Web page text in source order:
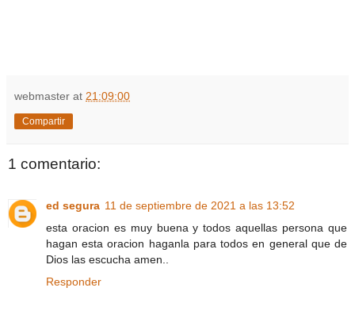
webmaster at 21:09:00
Compartir
1 comentario:
ed segura 11 de septiembre de 2021 a las 13:52
esta oracion es muy buena y todos aquellas persona que
hagan esta oracion haganla para todos en general que de
Dios las escucha amen..
Responder